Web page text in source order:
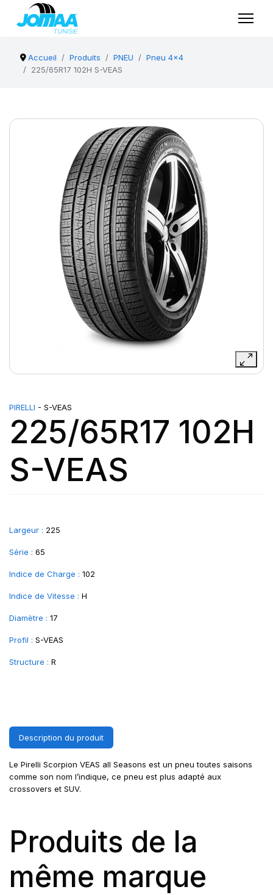
Accueil Produits PNEU
Pneu 4x4
225/65R17 102H S-VEAS
PIRELLI - S-VEAS
225/65R17 102H
S-VEAS
Largeur : 225
Série : 65
Indice de Charge : 102
Indice de Vitesse : H
Diamètre : 17
Profil : S-VEAS
Structure : R
Description du produit
Le Pirelli Scorpion VEAS all Seasons est un pneu toutes saisons
comme son nom l’indique, ce pneu est plus adapté aux
crossovers et SUV.
Produits de la
même marque